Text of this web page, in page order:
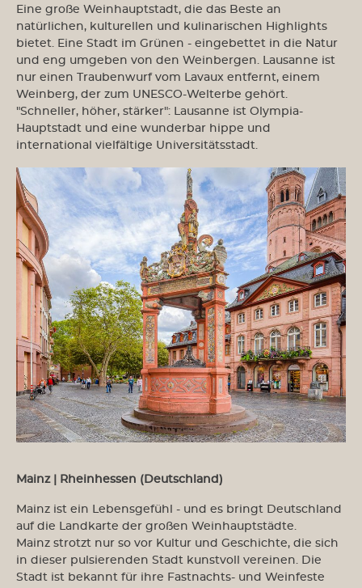
Eine große Weinhauptstadt, die das Beste an
natürlichen, kulturellen und kulinarischen Highlights
bietet. Eine Stadt im Grünen - eingebettet in die Natur
und eng umgeben von den Weinbergen. Lausanne ist
nur einen Traubenwurf vom Lavaux entfernt, einem
Weinberg, der zum UNESCO-Welterbe gehört.
"Schneller, höher, stärker": Lausanne ist Olympia-
Hauptstadt und eine wunderbar hippe und
international vielfältige Universitätsstadt.
Mainz | Rheinhessen (Deutschland)
Mainz ist ein Lebensgefühl - und es bringt Deutschland
auf die Landkarte der großen Weinhauptstädte.
Mainz strotzt nur so vor Kultur und Geschichte, die sich
in dieser pulsierenden Stadt kunstvoll vereinen. Die
Stadt ist bekannt für ihre Fastnachts- und Weinfeste